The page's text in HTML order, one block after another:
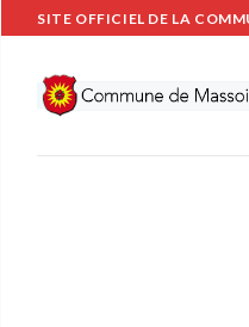
Passer
au
contenu
SITE OFFICIEL DE LA